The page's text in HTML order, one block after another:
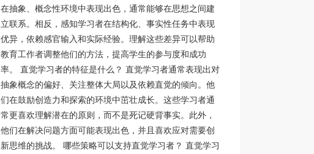
在抽象、概念性环境中表现出色，通常能够在思想之间建
立联系。相反，感知学习者在结构化、事实性任务中表现
优异，依赖感官输入和实际经验。理解这些差异可以帮助
教育工作者调整他们的方法，提高学生的参与度和成功
率。 直觉学习者的特征是什么？ 直觉学习者通常表现出对
抽象概念的偏好、关注整体大局以及依赖直觉的倾向。他
们在鼓励创造力和探索的环境中茁壮成长。这些学习者通
常更喜欢理解潜在的原则，而不是死记硬背事实。此外，
他们在解决问题方面可能表现出色，并且喜欢应对需要创
新思维的挑战。 哪些策略可以支持直觉学习者？ 直觉学习